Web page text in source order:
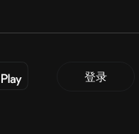
登录